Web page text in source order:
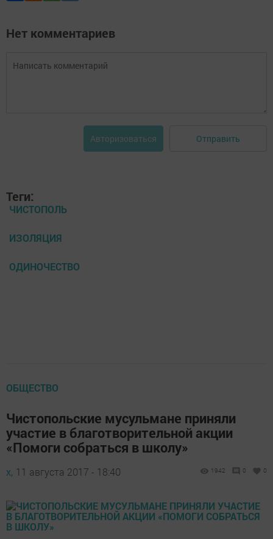
Нет комментариев
Авторизоваться Отправить
Теги:
ЧИСТОПОЛЬ
ИЗОЛЯЦИЯ
ОДИНОЧЕСТВО
ОБЩЕСТВО
Чистопольские мусульмане приняли
участие в благотворительной акции
«Помоги собраться в школу»
х, 11 августа 2017 - 18:40 1942 0 0